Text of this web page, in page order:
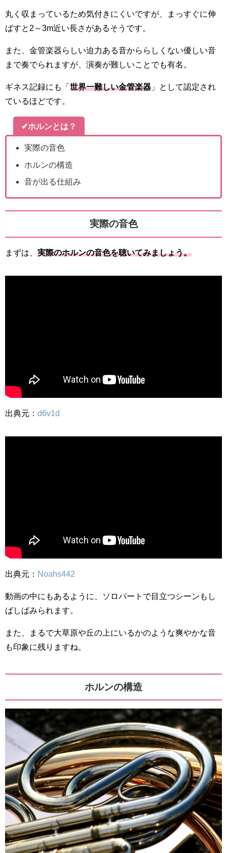
丸く収まっているため気付きにくいですが、まっすぐに伸
ばすと2～3m近い長さがあるそうです。
また、金管楽器らしい迫力ある音かららしくない優しい音
まで奏でられますが、演奏が難しいことでも有名。
ギネス記録にも「 世界一難しい金管楽器 」として認定され
ているほどです。
✔ホルンとは？
実際の音色
ホルンの構造
音が出る仕組み
実際の音色
まずは、 実際のホルンの音色を聴いてみましょう。
出典元： d6v1d
出典元： Noahs442
動画の中にもあるように、ソロパートで目立つシーンもし
ばしばみられます。
また、まるで大草原や丘の上にいるかのような爽やかな音
も印象に残りますね。
ホルンの構造